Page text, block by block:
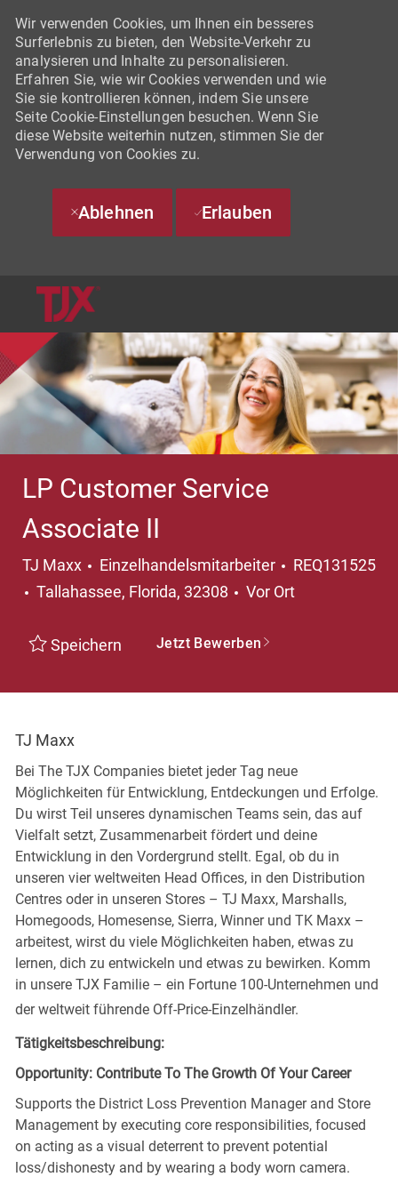
Wir verwenden Cookies, um Ihnen ein besseres
Surferlebnis zu bieten, den Website-Verkehr zu
analysieren und Inhalte zu personalisieren.
Erfahren Sie, wie wir Cookies verwenden und wie
Sie sie kontrollieren können, indem Sie unsere
Seite Cookie-Einstellungen besuchen. Wenn Sie
diese Website weiterhin nutzen, stimmen Sie der
Verwendung von Cookies zu.
Ablehnen Erlauben
LP Customer Service
Associate II
TJ Maxx Kategorie
Einzelhandelsmitarbeiter
REQ131525
Ort
Tallahassee, Florida, 32308 Vor Ort
Speichern Jetzt Bewerben
TJ Maxx
Bei The TJX Companies bietet jeder Tag neue
Möglichkeiten für Entwicklung, Entdeckungen und Erfolge.
Du wirst Teil unseres dynamischen Teams sein, das auf
Vielfalt setzt, Zusammenarbeit fördert und deine
Entwicklung in den Vordergrund stellt. Egal, ob du in
unseren vier weltweiten Head Offices, in den Distribution
Centres oder in unseren Stores – TJ Maxx, Marshalls,
Homegoods, Homesense, Sierra, Winner und TK Maxx –
arbeitest, wirst du viele Möglichkeiten haben, etwas zu
lernen, dich zu entwickeln und etwas zu bewirken. Komm
in unsere TJX Familie – ein Fortune 100-Unternehmen und
der weltweit führende Off-Price-Einzelhändler.
Tätigkeitsbeschreibung:
Opportunity: Contribute To The Growth Of Your Career
Supports the District Loss Prevention Manager and Store
Management by executing core responsibilities, focused
on acting as a visual deterrent to prevent potential
loss/dishonesty and by wearing a body worn camera.